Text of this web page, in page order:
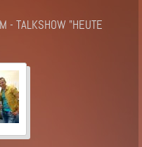
- TALKSHOW "HEUTE